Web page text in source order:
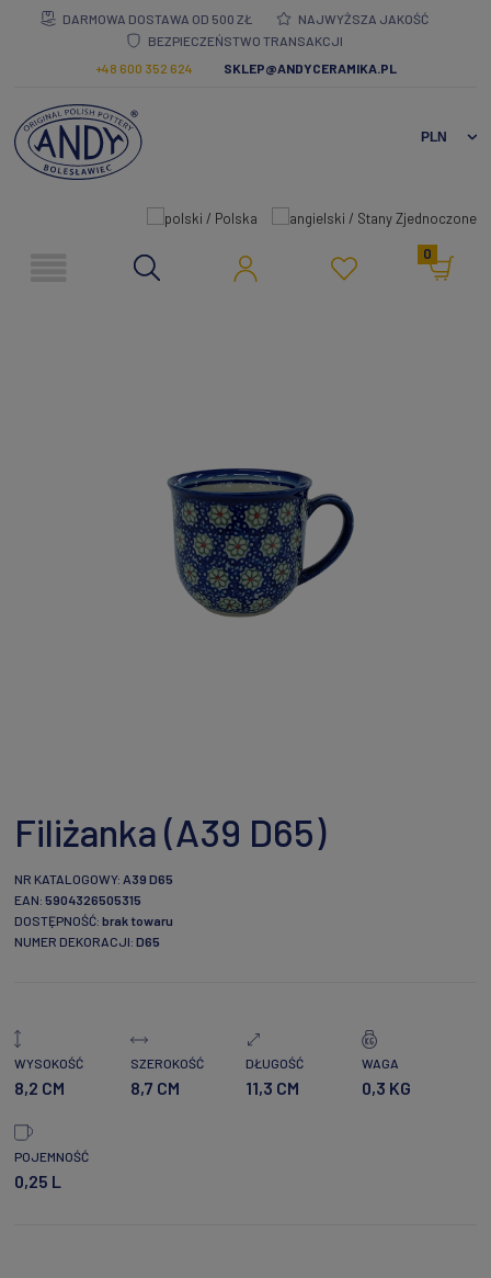
DARMOWA DOSTAWA OD 500 ZŁ
NAJWYŻSZA JAKOŚĆ
BEZPIECZEŃSTWO TRANSAKCJI
+48 600 352 624
SKLEP@ANDYCERAMIKA.PL
0
Filiżanka (A39 D65)
NR KATALOGOWY: A39 D65
EAN: 5904326505315
DOSTĘPNOŚĆ: brak towaru
NUMER DEKORACJI: D65
WYSOKOŚĆ
8,2 CM
SZEROKOŚĆ
8,7 CM
DŁUGOŚĆ
11,3 CM
WAGA
0,3 KG
POJEMNOŚĆ
0,25 L